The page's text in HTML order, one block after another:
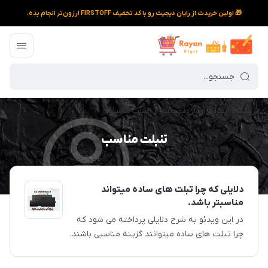
🎁 اولین خریدت از رایان دیجیت رو با کد تخفیف FIRSTOFF ارزون‌تر انجام بده.
فروشگاه اینترنتی رایان دیجیت / تنبلت مناسب
تنبلت مناسب
دلایلی که چرا تبلت های ساده میتواند
مناسبتر باشد.
در این ویدئو به شرح دلایلی پرداخته می شود که
چرا تبلت های ساده میتوانند گزینه مناسبی باشند.